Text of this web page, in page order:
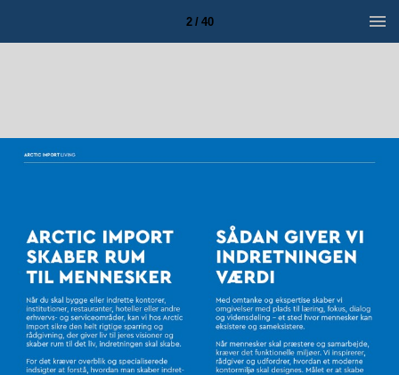
2 / 40